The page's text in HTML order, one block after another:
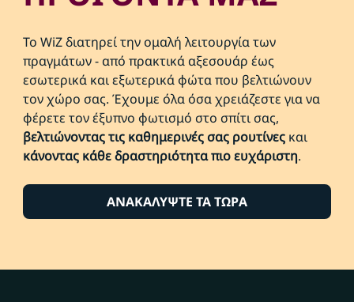
Το WiZ διατηρεί την ομαλή λειτουργία των
πραγμάτων - από πρακτικά αξεσουάρ έως
εσωτερικά και εξωτερικά φώτα που βελτιώνουν
τον χώρο σας. Έχουμε όλα όσα χρειάζεστε για να
φέρετε τον έξυπνο φωτισμό στο σπίτι σας,
βελτιώνοντας τις καθημερινές σας ρουτίνεςκαι
κάνοντας κάθε δραστηριότητα πιο ευχάριστη.
ΑΝΑΚΑΛΥΨΤΕ ΤΑ ΤΩΡΑ